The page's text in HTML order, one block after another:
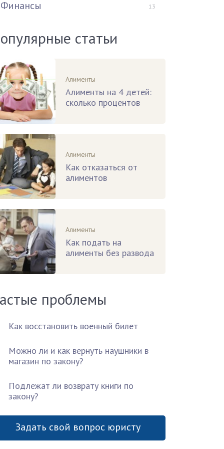
Финансы 13
статьи
Алименты
Алименты на 4 детей:
сколько процентов
Алименты
Как отказаться от
алиментов
Алименты
Как подать на
алименты без развода
проблемы
Как восстановить военный билет
Можно ли и как вернуть наушники в
магазин по закону?
Подлежат ли возврату книги по
закону?
Задать свой вопрос юристу